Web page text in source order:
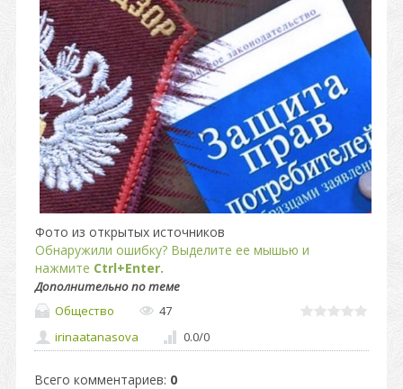
Фото из открытых источников
Обнаружили ошибку? Выделите ее мышью и
нажмите Ctrl+Enter.
Дополнительно по теме
Общество
47
irinaatanasova
0.0/0
Всего комментариев: 0